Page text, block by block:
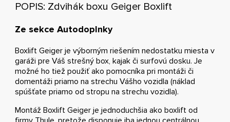
POPIS: Zdvihák boxu Geiger Boxlift
Ze sekce Autodoplnky
Boxlift Geiger je výborným riešením nedostatku miesta v
garáži pre Váš strešný box, kajak či surfovú dosku. Je
možné ho tiež použiť ako pomocníka pri montáži či
domentáži priamo na strechu Vášho vozidla (náklad
spúšťate priamo od stropu na strechu vozidla).
Montáž Boxlift Geiger je jednoduchšia ako boxlift od